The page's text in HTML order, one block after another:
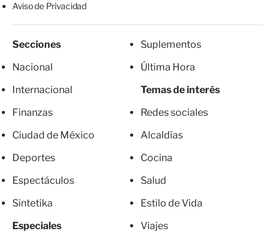
Aviso de Privacidad
Secciones
Nacional
Internacional
Finanzas
Ciudad de México
Deportes
Espectáculos
Sintetika
Especiales
Suplementos
Última Hora
Temas de interés
Redes sociales
Alcaldías
Cocina
Salud
Estilo de Vida
Viajes